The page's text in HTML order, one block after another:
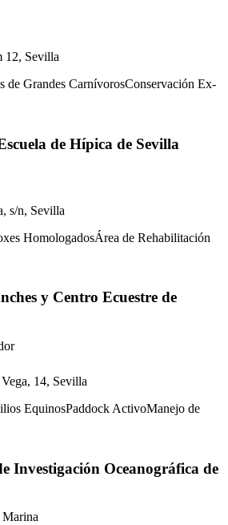
12, Sevilla
de Grandes CarnívorosConservación Ex-
de Hípica de Sevilla
s/n, Sevilla
HomologadosÁrea de Rehabilitación
y Centro Ecuestre de
14, Sevilla
EquinosPaddock ActivoManejo de
Investigación Oceanográfica de